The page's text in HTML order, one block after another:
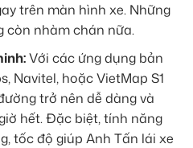
trên màn hình xe. Những
còn nhàm chán nữa.
Với các ứng dụng bản
Navitel, hoặc VietMap S1
trở nên dễ dàng và
hết. Đặc biệt, tính năng
tốc độ giúp Anh Tấn lái xe